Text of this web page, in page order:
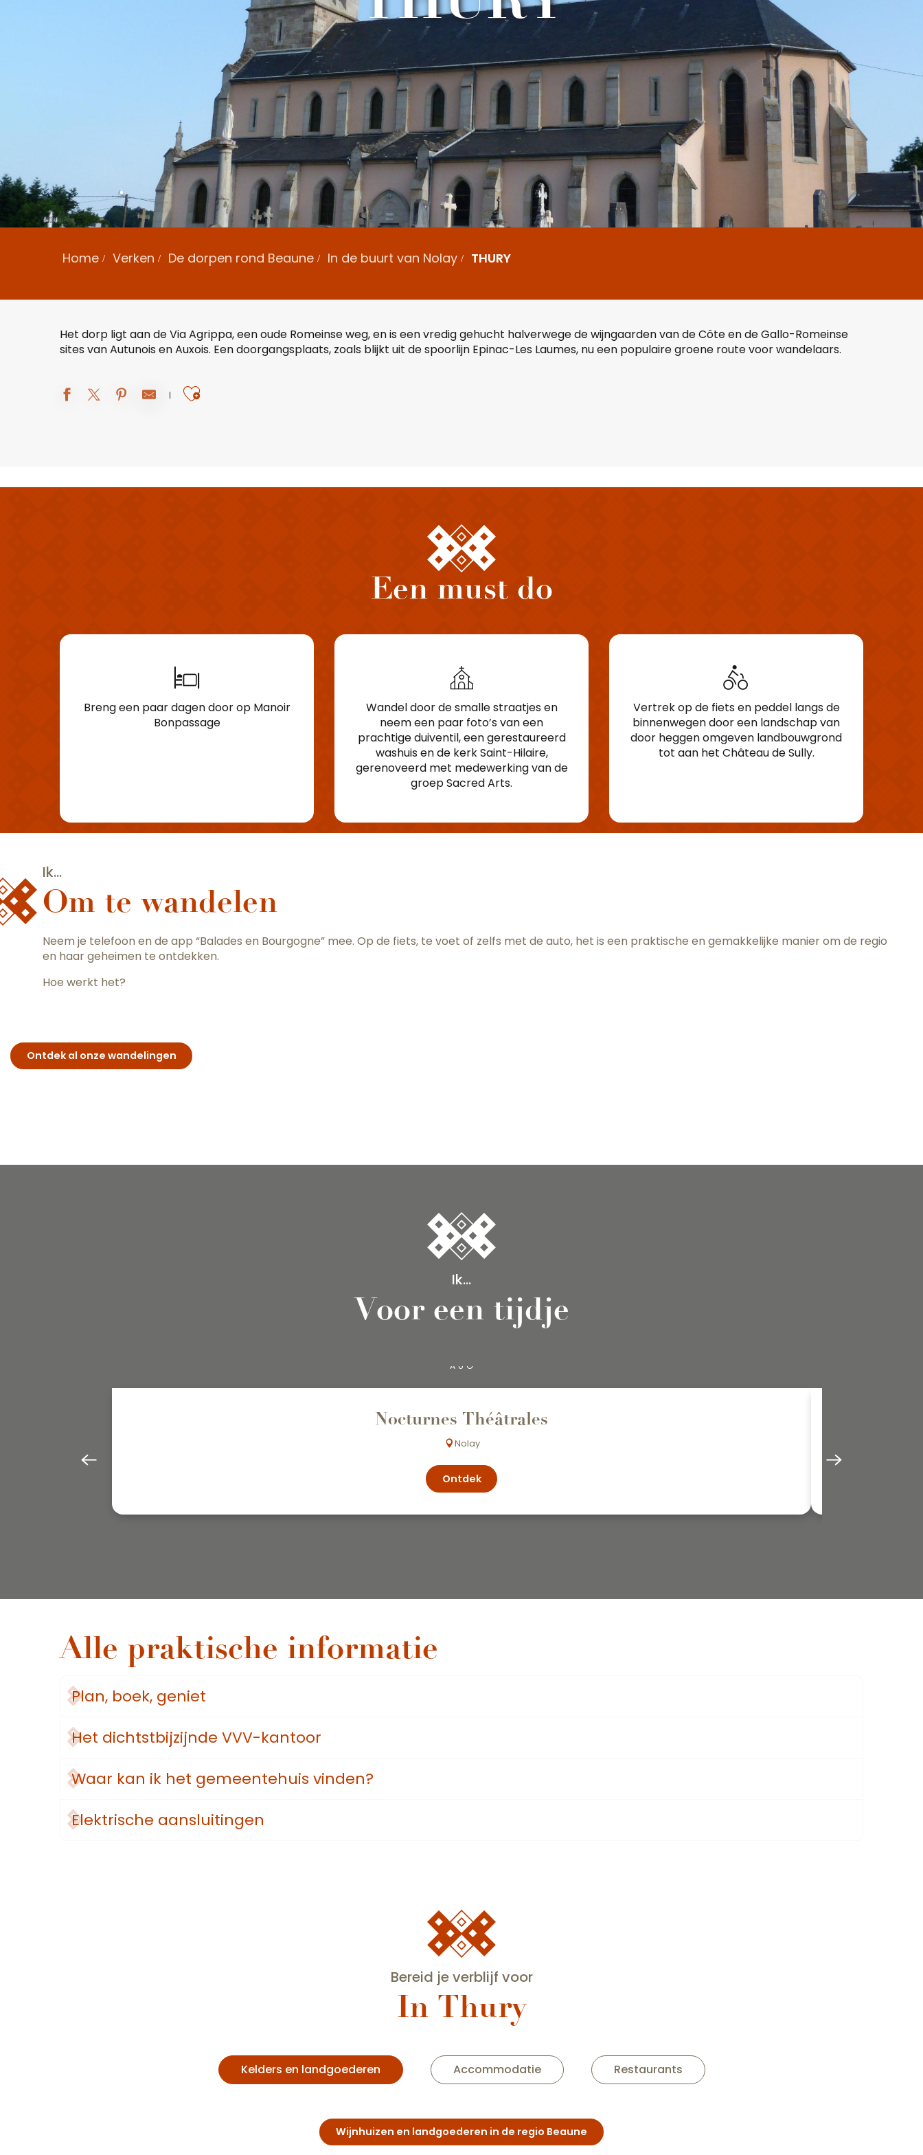
Home Verken De dorpen rond Beaune In de buurt van Nolay THURY
Het dorp ligt aan de Via Agrippa, een oude Romeinse weg, en is een vredig gehucht halverwege de wijngaarden van de Côte en de Gallo-Romeinse
sites van Autunois en Auxois. Een doorgangsplaats, zoals blijkt uit de spoorlijn Epinac-Les Laumes, nu een populaire groene route voor wandelaars.
Ajouter aux favoris
Een must do
Breng een paar dagen door op Manoir
Bonpassage
Wandel door de smalle straatjes en
neem een paar foto’s van een
prachtige duiventil, een gerestaureerd
washuis en de kerk Saint-Hilaire,
gerenoveerd met medewerking van de
groep Sacred Arts.
Vertrek op de fiets en peddel langs de
binnenwegen door een landschap van
door heggen omgeven landbouwgrond
tot aan het Château de Sully.
Ik...
Om te wandelen
Neem je telefoon en de app “Balades en Bourgogne” mee. Op de fiets, te voet of zelfs met de auto, het is een praktische en gemakkelijke manier om de regio
en haar geheimen te ontdekken.
Hoe werkt het?
Ontdek al onze wandelingen
Ik...
Voor een tijdje
AUG
Nocturnes Théâtrales
Nolay
Ontdek
Alle praktische informatie
Plan, boek, geniet
Het dichtstbijzijnde VVV-kantoor
Waar kan ik het gemeentehuis vinden?
Elektrische aansluitingen
Bereid je verblijf voor
In Thury
Kelders en landgoederen Accommodatie Restaurants
Domaine Rocault François et
Cave de Nolay
Domaine Rocault Lucien et
Wijnhuizen en landgoederen in de regio Beaune